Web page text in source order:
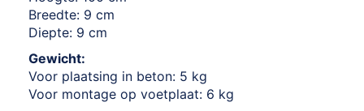
Breedte: 9 cm
Diepte: 9 cm
Gewicht:
Voor plaatsing in beton: 5 kg
Voor montage op voetplaat: 6 kg